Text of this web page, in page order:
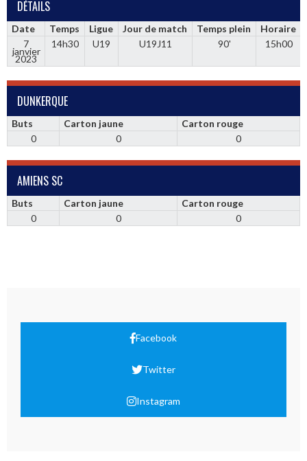
DÉTAILS
Date Temps Ligue Jour de match Temps plein
Horaire
7
janvier
2023
14h30 U19 U19J11 90' 15h00
DUNKERQUE
Buts Carton jaune
Carton rouge
0
0 0
AMIENS SC
Buts Carton jaune
Carton rouge
0
0 0
Facebook
Twitter
Instagram